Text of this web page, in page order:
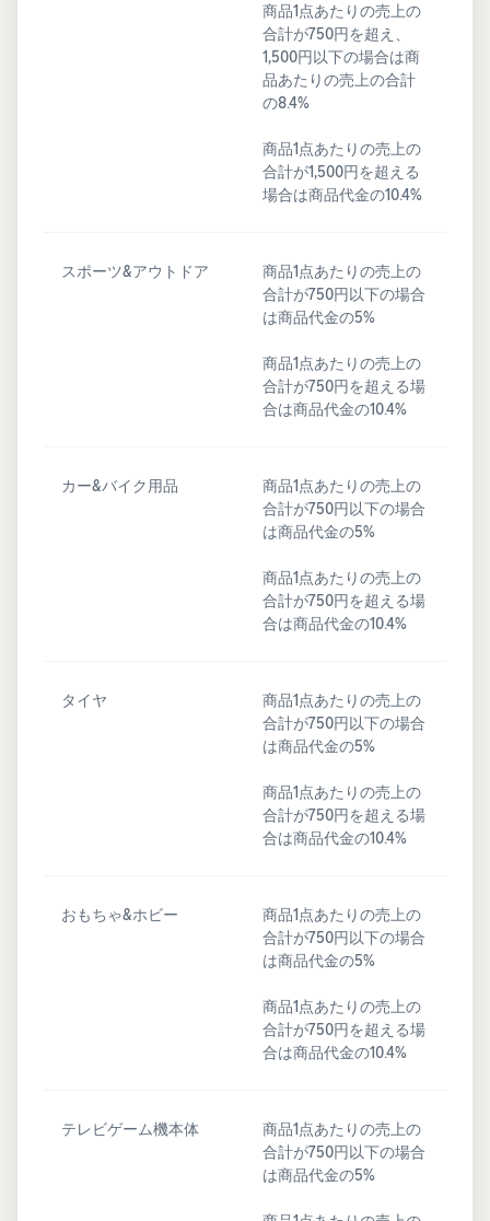
商品1点あたりの売上の
合計が750円を超え、
1,500円以下の場合は商
品あたりの売上の合計
の8.4%
商品1点あたりの売上の
合計が1,500円を超える
場合は商品代金の10.4%
スポーツ&アウトドア
商品1点あたりの売上の
合計が750円以下の場合
は商品代金の5%
商品1点あたりの売上の
合計が750円を超える場
合は商品代金の10.4%
カー&バイク用品
商品1点あたりの売上の
合計が750円以下の場合
は商品代金の5%
商品1点あたりの売上の
合計が750円を超える場
合は商品代金の10.4%
タイヤ
商品1点あたりの売上の
合計が750円以下の場合
は商品代金の5%
商品1点あたりの売上の
合計が750円を超える場
合は商品代金の10.4%
おもちゃ&ホビー
商品1点あたりの売上の
合計が750円以下の場合
は商品代金の5%
商品1点あたりの売上の
合計が750円を超える場
合は商品代金の10.4%
テレビゲーム機本体
商品1点あたりの売上の
合計が750円以下の場合
は商品代金の5%